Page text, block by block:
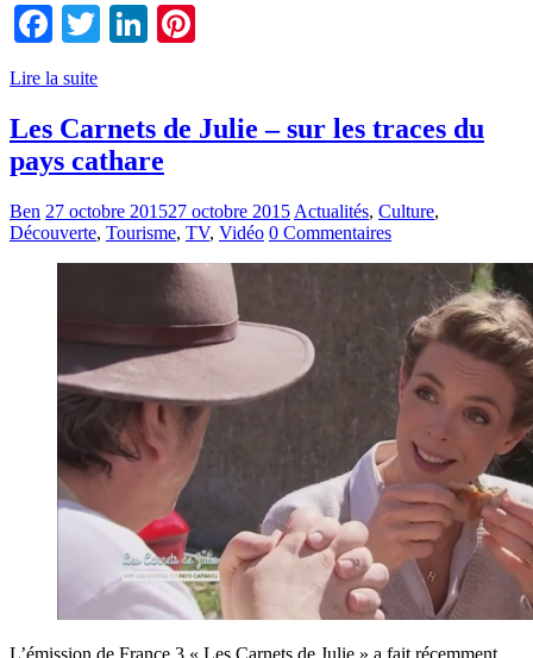
Facebook
TwitterLinkedIn
Lire la suite
Les Carnets de Julie – sur les traces du
pays cathare
Ben 27 octobre 201527 octobre 2015 Actualités, Culture,
Découverte, Tourisme, TV, Vidéo 0 Commentaires
L’émission de France 3 « Les Carnets de Julie » a fait récemment